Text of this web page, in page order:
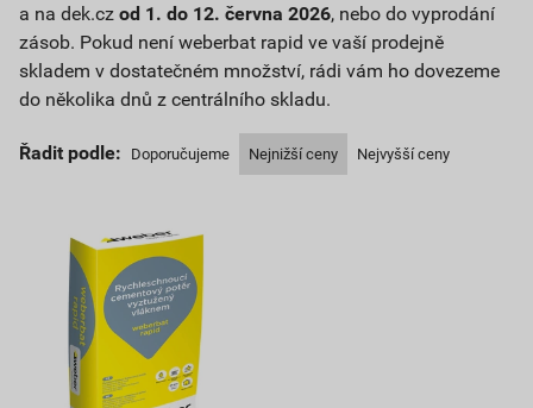
a na dek.cz od 1. do 12. června 2026, nebo do vyprodání
zásob. Pokud není weberbat rapid ve vaší prodejně
skladem v dostatečném množství, rádi vám ho dovezeme
do několika dnů z centrálního skladu.
Řadit podle: Doporučujeme Nejnižší ceny Nejvyšší ceny